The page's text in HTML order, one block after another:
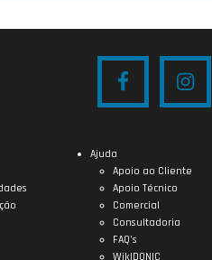
Ajuda
Apoio ao Cliente
Apoio Técnico
Comercial
Consultadoria
FAQ’s
WikIDONIC